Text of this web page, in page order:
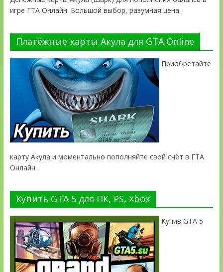
игре ГТА Онлайн. Большой выбор, разумная цена.
Платёжные карты Акула для GTA Online
Приобретайте
карту Акула и моментально пополняйте свой счёт в ГТА
Онлайн.
Купить GTA 5 для ПК, PS, Xbox
Купив GTA 5